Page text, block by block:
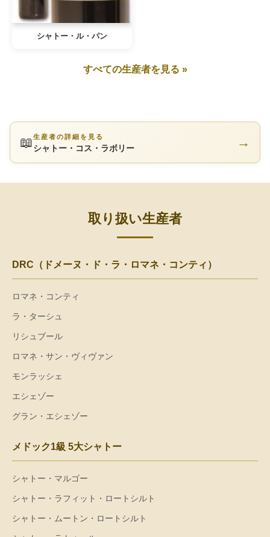
シャトー・ル・パン
すべての生産者を見る »
📖生産者の詳細を見る
シャトー・コス・ラボリー →
取り扱い生産者
DRC（ドメーヌ・ド・ラ・ロマネ・コンティ）
ロマネ・コンティ
ラ・ターシュ
リシュブール
ロマネ・サン・ヴィヴァン
モンラッシェ
エシェゾー
グラン・エシェゾー
メドック1級 5大シャトー
シャトー・マルゴー
シャトー・ラフィット・ロートシルト
シャトー・ムートン・ロートシルト